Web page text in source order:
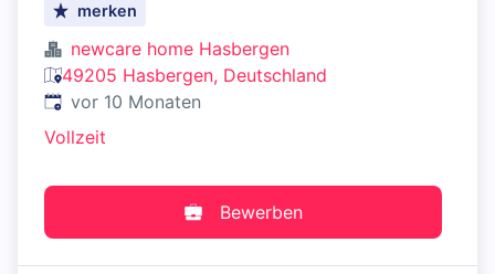
merken
newcare home Hasbergen
49205 Hasbergen, Deutschland
Veröffentlicht:
vor 10 Monaten
Vollzeit
Bewerben